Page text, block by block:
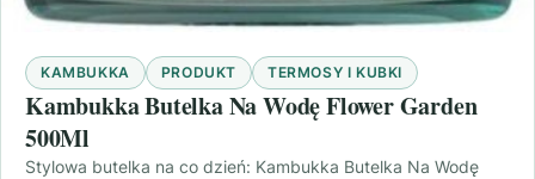
KAMBUKKA PRODUKT TERMOSY I KUBKI
Kambukka Butelka Na Wodę Flower Garden
500Ml
Stylowa butelka na co dzień: Kambukka Butelka Na Wodę